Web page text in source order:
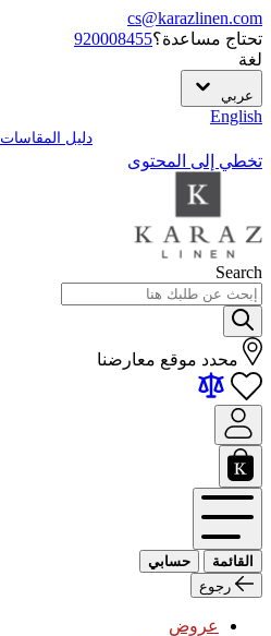
cs@karazlinen.com
تحتاج مساعدة؟920008455
لغة
عربي
English
دليل المقاسات
تخطي إلى المحتوى
Search
محدد موقع معارضنا
القائمة
حسابي
رجوع
عروض